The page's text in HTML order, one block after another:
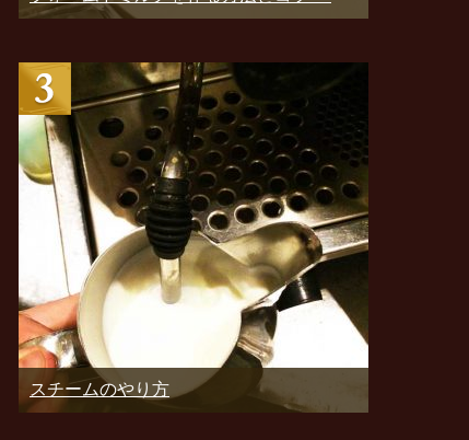
スチームのやり方